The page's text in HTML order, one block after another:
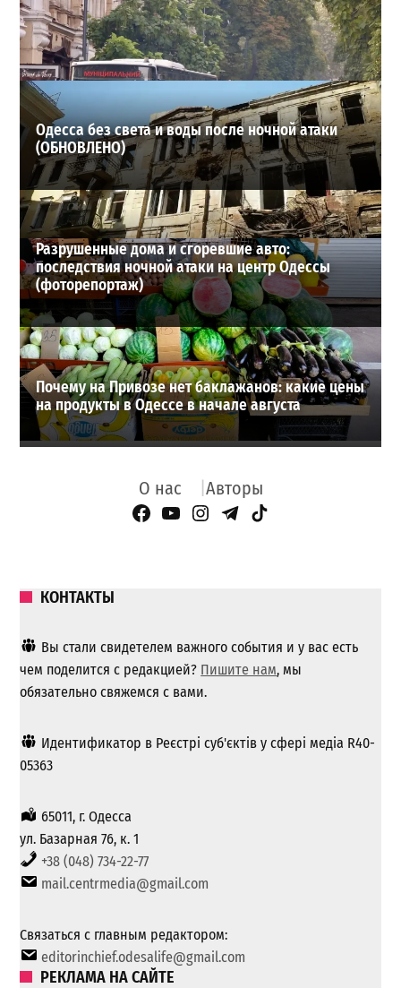
Одесса может остаться без воды и канализации:
эксперт предупредил о худшем сценарии
2
07-08-2026 в 17:19
ВИБОР РЕДАКЦИИ
Одесса без света и воды после ночной атаки
(ОБНОВЛЕНО)
Разрушенные дома и сгоревшие авто:
последствия ночной атаки на центр Одессы
(фоторепортаж)
Почему на Привозе нет баклажанов: какие цены
на продукты в Одессе в начале августа
О нас Авторы
Facebook Page
YouTube
Instagram
Telegram
TikTok
КОНТАКТЫ
Вы стали свидетелем важного события и у вас есть
чем поделится с редакцией? Пишите нам, мы
обязательно свяжемся с вами.
Идентификатор в Реєстрі суб'єктів у сфері медіа R40-
05363
65011, г. Одесса
ул. Базарная 76, к. 1
+38 (048) 734-22-77
mail.centrmedia@gmail.com
Связаться с главным редактором:
editorinchief.odesalife@gmail.com
РЕКЛАМА НА САЙТЕ